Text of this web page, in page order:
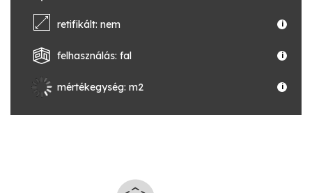
retifikált: nem i
felhasználás: fal i
mértékegység: m2 i